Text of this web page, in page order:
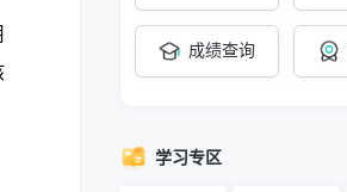
成绩查询
学习专区